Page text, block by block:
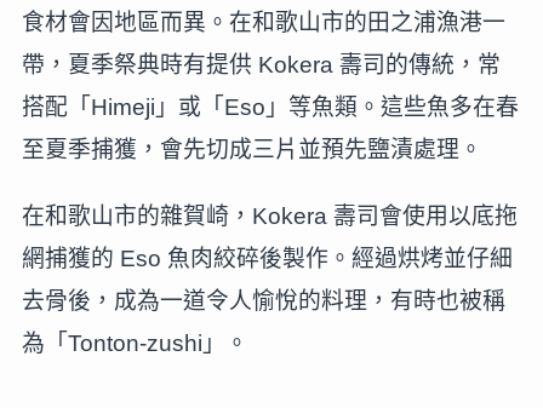
食材會因地區而異。在和歌山市的田之浦漁港一
帶，夏季祭典時有提供 Kokera 壽司的傳統，常
搭配「Himeji」或「Eso」等魚類。這些魚多在春
至夏季捕獲，會先切成三片並預先鹽漬處理。
在和歌山市的雜賀崎，Kokera 壽司會使用以底拖
網捕獲的 Eso 魚肉絞碎後製作。經過烘烤並仔細
去骨後，成為一道令人愉悅的料理，有時也被稱
為「Tonton-zushi」。